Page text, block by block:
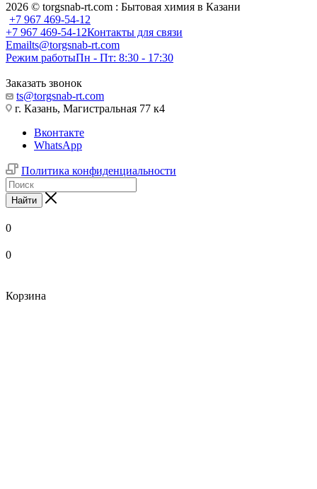
2026 © torgsnab-rt.com : Бытовая химия в Казани
+7 967 469-54-12
+7 967 469-54-12Контакты для связи
Emailts@torgsnab-rt.com
Режим работыПн - Пт: 8:30 - 17:30
Заказать звонок
ts@torgsnab-rt.com
г. Казань, Магистральная 77 к4
Вконтакте
WhatsApp
Политика конфиденциальности
Найти
0
0
Корзина